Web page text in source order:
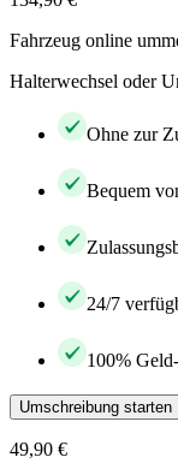
Fahrzeug online
Halterwechsel oder
Ohne zur
Bequem
24/7
100%
Umschreibung starten
49,90 €